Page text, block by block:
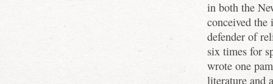
in both the
conceived the
defender of
six times for
wrote one
literature and